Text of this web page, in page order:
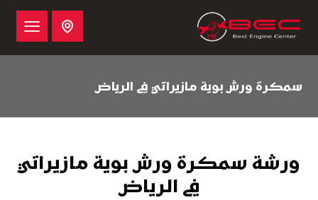
سمكرة ورش بوية مازيراتي في الرياض
ورشة سمكرة ورش بوية مازيراتي
في الرياض